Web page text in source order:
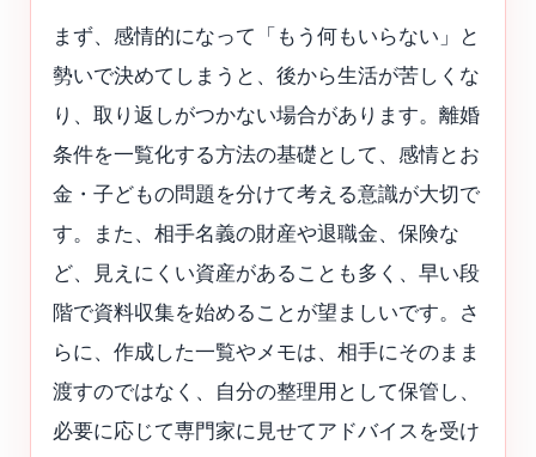
まず、感情的になって「もう何もいらない」と
勢いで決めてしまうと、後から生活が苦しくな
り、取り返しがつかない場合があります。離婚
条件を一覧化する方法の基礎として、感情とお
金・子どもの問題を分けて考える意識が大切で
す。また、相手名義の財産や退職金、保険な
ど、見えにくい資産があることも多く、早い段
階で資料収集を始めることが望ましいです。さ
らに、作成した一覧やメモは、相手にそのまま
渡すのではなく、自分の整理用として保管し、
必要に応じて専門家に見せてアドバイスを受け